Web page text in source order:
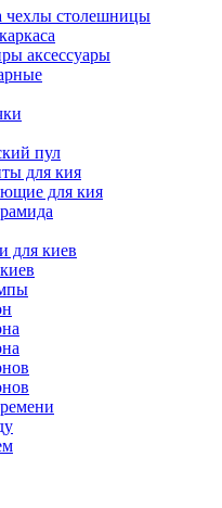
чехлы столешницы
аксессуары
пул
для кия
для кия
для киев